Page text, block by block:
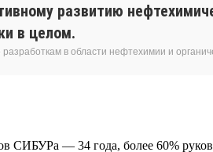
развитию
в целом.
в области нефтехимии и
СИБУРа — 34 года, более 60%